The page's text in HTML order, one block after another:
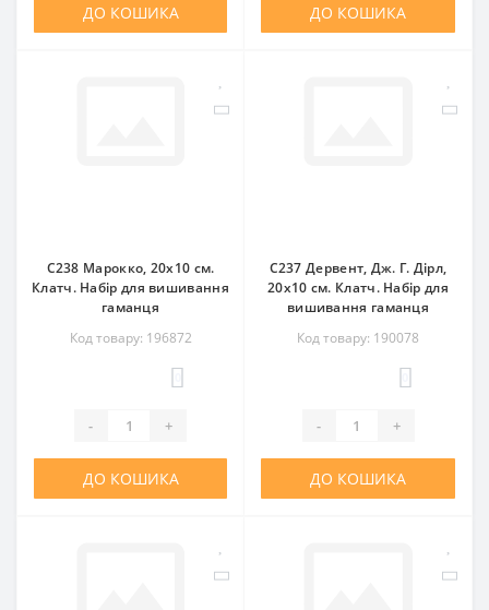
ДО КОШИКА ДО КОШИКА
C238 Марокко, 20x10 см.
Клатч. Набір для вишивання
гаманця
Код товару: 196872
- +
ДО КОШИКА
C237 Дервент, Дж. Г. Дірл,
20x10 см. Клатч. Набір для
вишивання гаманця
Код товару: 190078
- +
ДО КОШИКА